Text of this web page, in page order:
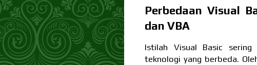
Perbedaan Visual
dan VBA
Istilah Visual Basic sering
teknologi yang berbeda.